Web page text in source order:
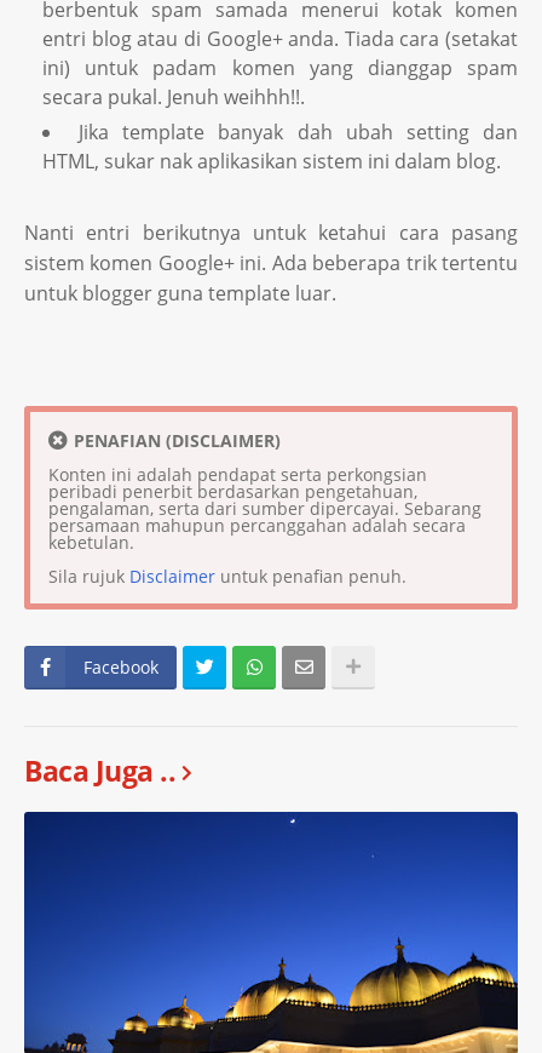
berbentuk spam samada menerui kotak komen
entri blog atau di Google+ anda. Tiada cara (setakat
ini) untuk padam komen yang dianggap spam
secara pukal. Jenuh weihhh!!.
Jika template banyak dah ubah setting dan
HTML, sukar nak aplikasikan sistem ini dalam blog.
Nanti entri berikutnya untuk ketahui cara pasang
sistem komen Google+ ini. Ada beberapa trik tertentu
untuk blogger guna template luar.
PENAFIAN (DISCLAIMER)
Konten ini adalah pendapat serta perkongsian
peribadi penerbit berdasarkan pengetahuan,
pengalaman, serta dari sumber dipercayai. Sebarang
persamaan mahupun percanggahan adalah secara
kebetulan.
Sila rujuk Disclaimer untuk penafian penuh.
Facebook
Baca Juga ..